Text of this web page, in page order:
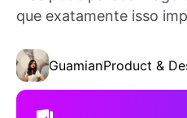
que exatamente isso
GuamianProduct &